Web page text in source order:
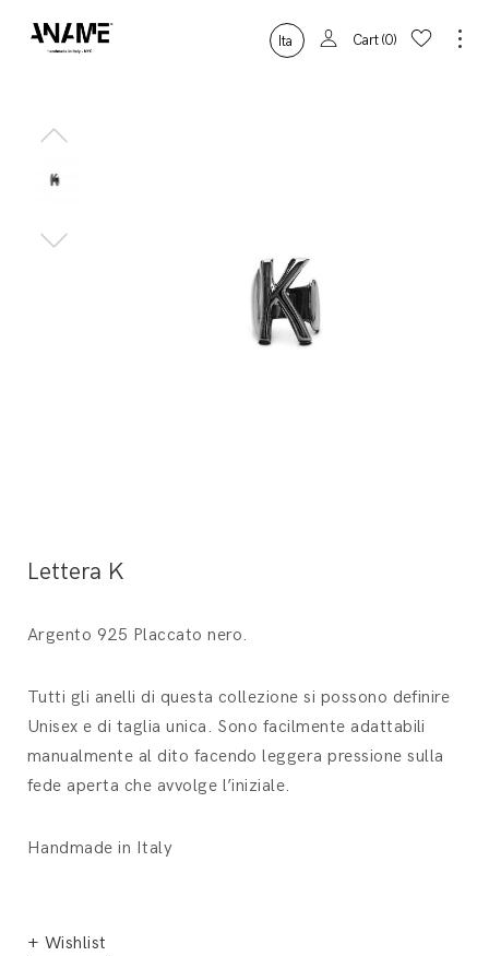
Ita Cart 0
Lettera K
Argento 925 Placcato nero.
Tutti gli anelli di questa collezione si possono definire
Unisex e di taglia unica. Sono facilmente adattabili
manualmente al dito facendo leggera pressione sulla
fede aperta che avvolge l’iniziale.
Handmade in Italy
+ Wishlist